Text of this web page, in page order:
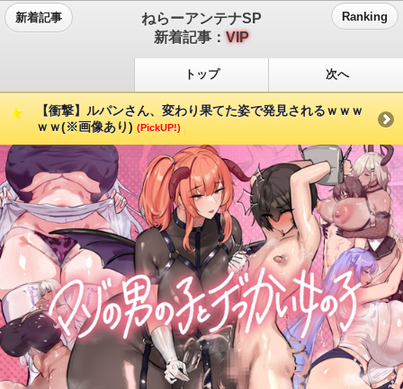
新着記事
ねらーアンテナSP
新着記事：VIP
Ranking
トップ 次へ
【衝撃】ルパンさん、変わり果てた姿で発見されるｗｗｗ
ｗｗ(※画像あり) (PickUP!)